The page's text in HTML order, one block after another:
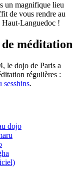
un magnifique lieu
de vous rendre au
Haut-Languedoc !
de méditation
le dojo de Paris a
régulières :
sesshins.
dojo